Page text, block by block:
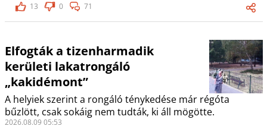
13
0 71
Elfogták a tizenharmadik
kerületi lakatrongáló
„kakidémont”
A helyiek szerint a rongáló ténykedése már régóta
bűzlött, csak sokáig nem tudták, ki áll mögötte.
2026.08.09 05:53